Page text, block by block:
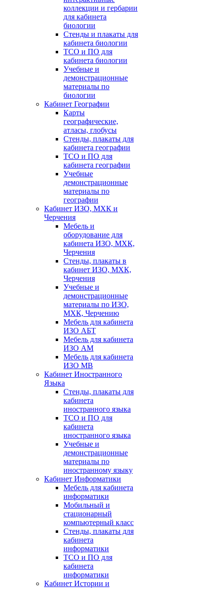
коллекции и гербарии
для кабинета
биологии
Стенды и плакаты для
кабинета биологии
ТСО и ПО для
кабинета биологии
Учебные и
демонстрационные
материалы по
биологии
Кабинет Географии
Карты
географические,
атласы, глобусы
Стенды, плакаты для
кабинета географии
ТСО и ПО для
кабинета географии
Учебные
демонстрационные
материалы по
географии
Кабинет ИЗО, МХК и
Черчения
Мебель и
оборудование для
кабинета ИЗО, МХК,
Черчения
Стенды, плакаты в
кабинет ИЗО, МХК,
Черчения
Учебные и
демонстрационные
материалы по ИЗО,
МХК, Черчению
Мебель для кабинета
ИЗО АБТ
Мебель для кабинета
ИЗО АМ
Мебель для кабинета
ИЗО МВ
Кабинет Иностранного
Языка
Стенды, плакаты для
кабинета
иностранного языка
ТСО и ПО для
кабинета
иностранного языка
Учебные и
демонстрационные
материалы по
иностранному языку
Кабинет Информатики
Мебель для кабинета
информатики
Мобильный и
стационарный
компьютерный класс
Стенды, плакаты для
кабинета
информатики
ТСО и ПО для
кабинета
информатики
Кабинет Истории и